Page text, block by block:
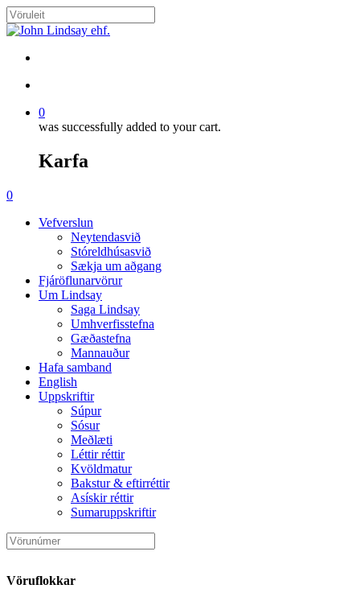
Skip
to
content
Close
0
was successfully added to your cart.
Karfa
Menu
search
account
0
Vefverslun
Neytendasvið
Stóreldhúsasvið
Sækja um aðgang
Fjáröflunarvörur
Um Lindsay
Saga Lindsay
Umhverfisstefna
Gæðastefna
Mannauður
Hafa samband
English
Uppskriftir
Súpur
Sósur
Meðlæti
Léttir réttir
Kvöldmatur
Bakstur & eftirréttir
Asískir réttir
Sumaruppskriftir
Vöruflokkar